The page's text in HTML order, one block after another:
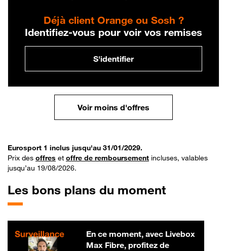
Déjà client Orange ou Sosh ?
Identifiez-vous pour voir vos remises
S'identifier
Voir moins d'offres
Eurosport 1 inclus jusqu'au 31/01/2029.
Prix des offres et offre de remboursement incluses, valables
jusqu’au 19/08/2026.
Les bons plans du moment
En ce moment, avec Livebox
Max Fibre, profitez de